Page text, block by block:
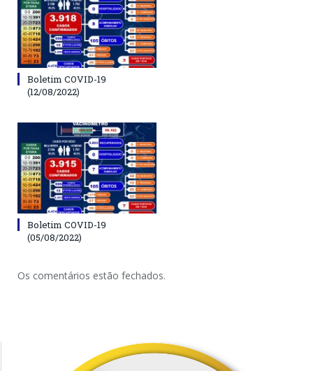
Boletim COVID-19
(12/08/2022)
Boletim COVID-19
(05/08/2022)
Os comentários estão fechados.